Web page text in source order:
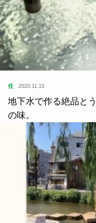
学 2021.02.27
39歳で脱サラして移
た経験から岡山市を